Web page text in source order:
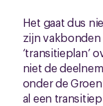
Het gaat dus
zijn vakbonden
‘transitieplan’
niet de
onder de
al een